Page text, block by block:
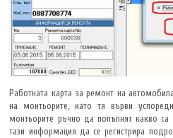
Работната карта за ремонт на
на монтьорите, като тя върви
монтьорите ръчно да попълнят какво
тази информация да се регистрира